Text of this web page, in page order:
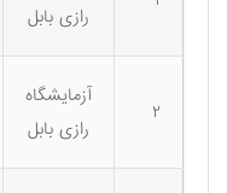
رازی بابل
۲
آزمایشگاه
رازی بابل